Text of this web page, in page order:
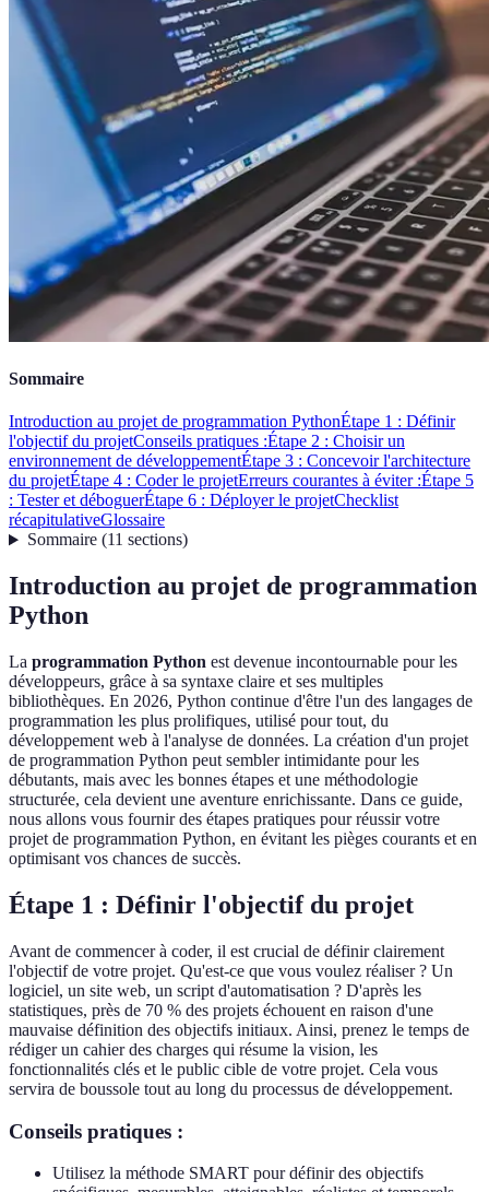
Sommaire
Introduction au projet de programmation PythonÉtape 1 : Définir
l'objectif du projetConseils pratiques :Étape 2 : Choisir un
environnement de développementÉtape 3 : Concevoir l'architecture
du projetÉtape 4 : Coder le projetErreurs courantes à éviter :Étape 5
: Tester et déboguerÉtape 6 : Déployer le projetChecklist
récapitulativeGlossaire
Sommaire(11 sections)
Introduction au projet de programmation
Python
La programmation Python est devenue incontournable pour les
développeurs, grâce à sa syntaxe claire et ses multiples
bibliothèques. En 2026, Python continue d'être l'un des langages de
programmation les plus prolifiques, utilisé pour tout, du
développement web à l'analyse de données. La création d'un projet
de programmation Python peut sembler intimidante pour les
débutants, mais avec les bonnes étapes et une méthodologie
structurée, cela devient une aventure enrichissante. Dans ce guide,
nous allons vous fournir des étapes pratiques pour réussir votre
projet de programmation Python, en évitant les pièges courants et en
optimisant vos chances de succès.
Étape 1 : Définir l'objectif du projet
Avant de commencer à coder, il est crucial de définir clairement
l'objectif de votre projet. Qu'est-ce que vous voulez réaliser ? Un
logiciel, un site web, un script d'automatisation ? D'après les
statistiques, près de 70 % des projets échouent en raison d'une
mauvaise définition des objectifs initiaux. Ainsi, prenez le temps de
rédiger un cahier des charges qui résume la vision, les
fonctionnalités clés et le public cible de votre projet. Cela vous
servira de boussole tout au long du processus de développement.
Conseils pratiques :
Utilisez la méthode SMART pour définir des objectifs